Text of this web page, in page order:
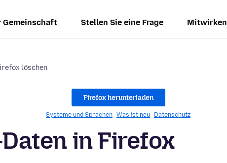
Gemeinschaft Stellen Sie eine Frage Mitwirken
löschen
Firefox herunterladen
Systeme und Sprachen Was ist neu Datenschutz
in Firefox